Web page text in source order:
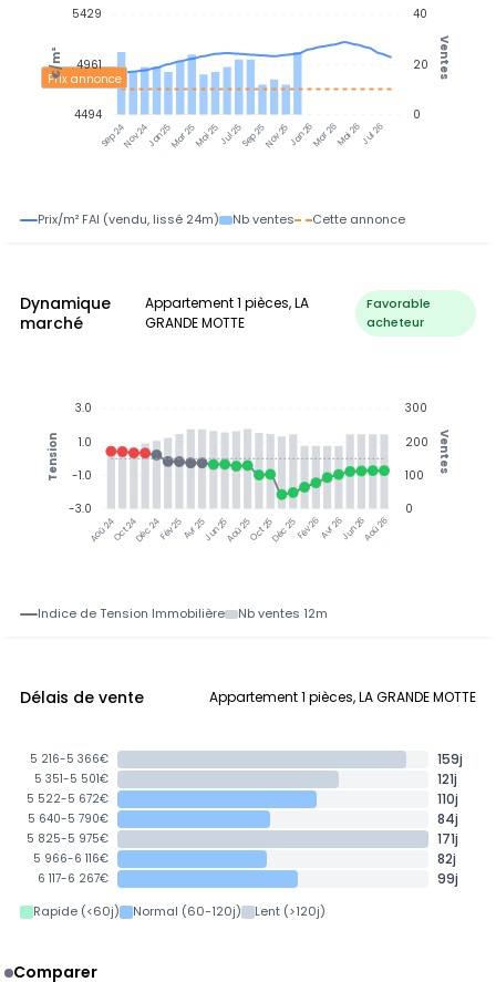
Sep 24Nov 24Jan 25Mar 25Mai 25Jul 25Sep 25Nov 25Jan 26Mar 26Mai 26Jul 26
Prix annonce
40
20
0
Ventes
5429
4961
4494
€/m²
Prix/m² FAI (vendu, lissé 24m) Nb ventes Cette annonce
Dynamique
marché
Appartement 1 pièces, LA
GRANDE MOTTE
Favorable
acheteur
Aoû 24Oct 24Déc 24Fév 25Avr 25Jun 25Aoû 25Oct 25Déc 25Fév 26Avr 26Jun 26Aoû 26
300
200
100
0
Ventes
3.0
1.0
-1.0
-3.0
Tension
Indice de Tension Immobilière Nb ventes 12m
Délais de vente Appartement 1 pièces, LA GRANDE MOTTE
5 216-5 366€ 159j
5 351-5 501€ 121j
5 522-5 672€ 110j
5 640-5 790€ 84j
5 825-5 975€ 171j
5 966-6 116€ 82j
6 117-6 267€ 99j
Rapide (<60j) Normal (60-120j) Lent (>120j)
Comparer